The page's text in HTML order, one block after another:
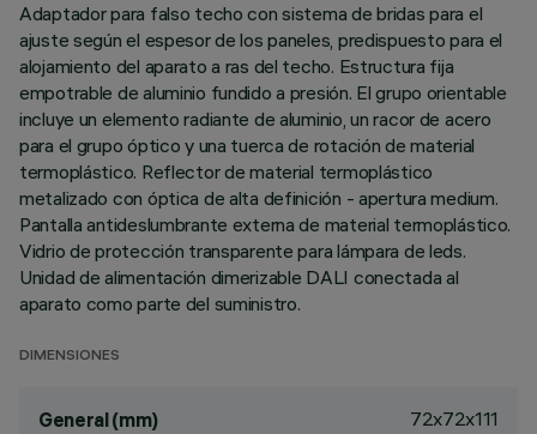
Adaptador para falso techo con sistema de bridas para el
ajuste según el espesor de los paneles, predispuesto para el
alojamiento del aparato a ras del techo. Estructura fija
empotrable de aluminio fundido a presión. El grupo orientable
incluye un elemento radiante de aluminio, un racor de acero
para el grupo óptico y una tuerca de rotación de material
termoplástico. Reflector de material termoplástico
metalizado con óptica de alta definición - apertura medium.
Pantalla antideslumbrante externa de material termoplástico.
Vidrio de protección transparente para lámpara de leds.
Unidad de alimentación dimerizable DALI conectada al
aparato como parte del suministro.
DIMENSIONES
General (mm) 72x72x111